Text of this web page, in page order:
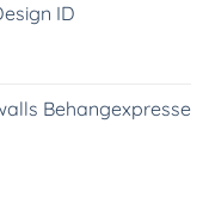
ID
Behangexpresse